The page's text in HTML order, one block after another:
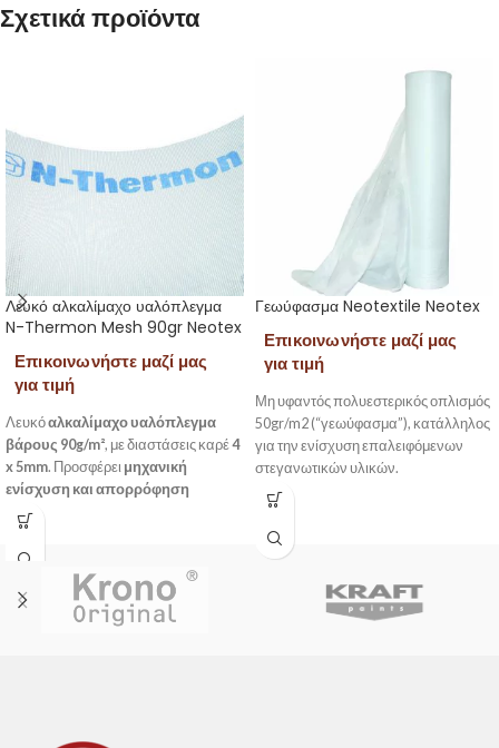
Σχετικά προϊόντα
Λευκό αλκαλίμαχο υαλόπλεγμα
N-Thermon Mesh 90gr Neotex
Επικοινωνήστε μαζί μας
για τιμή
Λευκόαλκαλίμαχο υαλόπλεγμα
βάρους 90g/m², με διαστάσεις καρέ4
x 5mm. Προσφέρει μηχανική
ενίσχυση και απορρόφηση
τάσεων
και φθορές σε τσιμεντοειδή και
σοβάδες.
Μέρος του πιστοποιημένου
Συστήματος N-Thermon®.
Γεωύφασμα Neotextile Neotex
Επικοινωνήστε μαζί μας
για τιμή
Μη υφαντός πολυεστερικός οπλισμός
50gr/m2 (“γεωύφασμα”), κατάλληλος
για την ενίσχυση επαλειφόμενων
στεγανωτικών υλικών.
ΤοNeotextile
προδώσει οπλισμένη ενίσχυση στα
στεγανωτικά συστήματα υγρών
μεμβρανών.